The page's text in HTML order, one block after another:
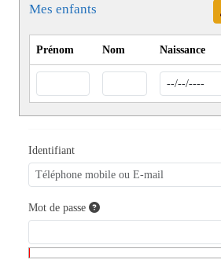
Mes enfants
Prénom Nom Naissance
Identifiant
Mot de passe